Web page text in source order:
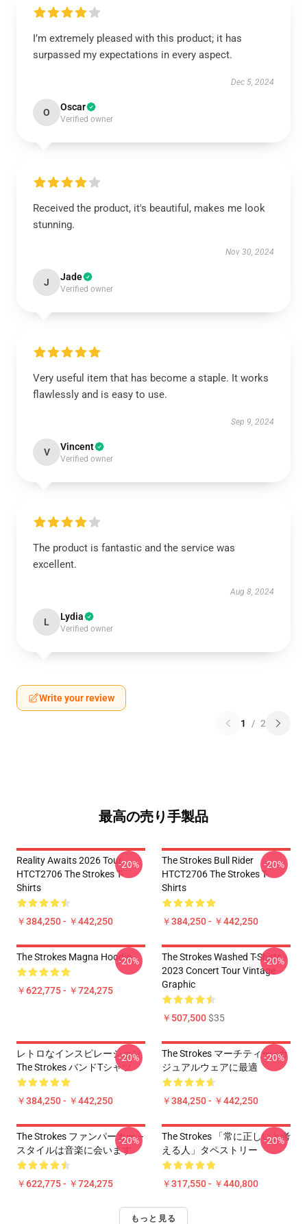
I’m extremely pleased with this product; it has
surpassed my expectations in every aspect.
Dec 5, 2024
O Oscar
Verified owner
Received the product, it's beautiful, makes me look
stunning.
Nov 30, 2024
J Jade
Verified owner
Very useful item that has become a staple. It works
flawlessly and is easy to use.
Sep 9, 2024
V Vincent
Verified owner
The product is fantastic and the service was
excellent.
Aug 8, 2024
L Lydia
Verified owner
Write your review
1 / 2
最高の売り手製品
Reality Awaits 2026 Tour
HTCT2706 The Strokes T-
Shirts
￥384,250 - ￥442,250
-20%
The Strokes Bull Rider
HTCT2706 The Strokes T-
Shirts
￥384,250 - ￥442,250
-20%
The Strokes Magna Hoodie
￥622,775 - ￥724,275
-20%
The Strokes Washed T-Shirts -
2023 Concert Tour Vintage
Graphic
￥507,500$35
-20%
レトロなインスピレーション
The Strokes バンドTシャツ
￥384,250 - ￥442,250
-20%
The Strokes マーチティー - カ
ジュアルウェアに最適
￥384,250 - ￥442,250
-20%
The Strokes ファンパーカー –
スタイルは音楽に会います
￥622,775 - ￥724,275
-20%
The Strokes 「常に正しいと考
える人」タペストリー
￥317,550 - ￥440,800
-20%
もっと見る